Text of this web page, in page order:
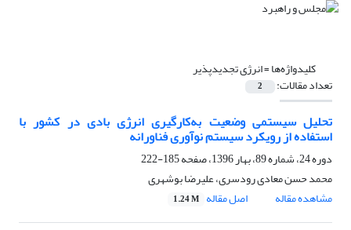
کلیدواژه‌ها =انرژی تجدیدپذیر
تعداد مقالات: 2
تحلیل سیستمی وضعیت به‌کارگیری انرژی بادی در کشور با
استفاده از رویکرد سیستم نوآوری فناورانه
دوره 24، شماره 89، بهار 1396، صفحه
185-222
محمد حسن معادی رودسری، علیرضا بوشهری
مشاهده مقاله
اصل مقاله 1.24 M